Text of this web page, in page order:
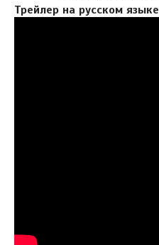
Трейлер на русском языке